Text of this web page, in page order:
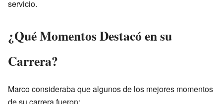
servicio.
¿Qué Momentos Destacó en su
Carrera?
Marco consideraba que algunos de los mejores momentos
de su carrera fueron: